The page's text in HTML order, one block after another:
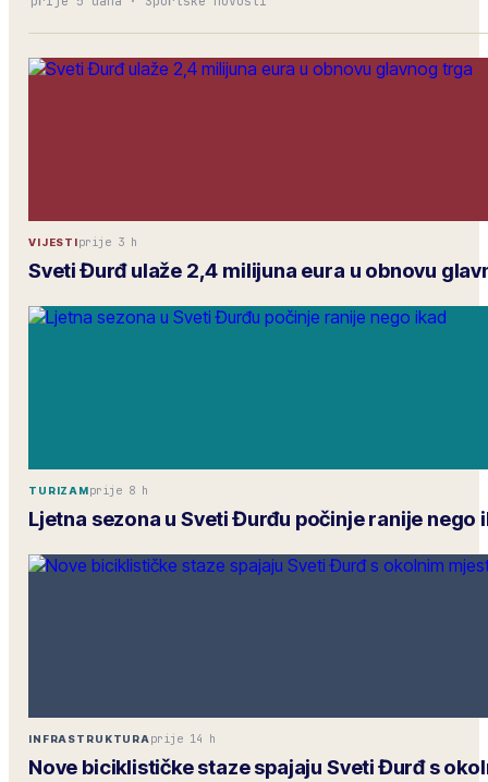
VIJESTIprije 3 h
Sveti Đurđ ulaže 2,4 milijuna eura u obnovu
TURIZAMprije 8 h
Ljetna sezona u Sveti Đurđu počinje ranije nego
INFRASTRUKTURA prije 14 h
Nove biciklističke staze spajaju Sveti Đurđ s